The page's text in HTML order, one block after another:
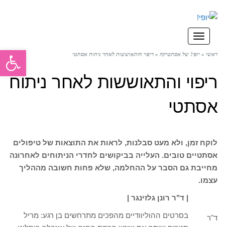
תפריט
ראשי » יופי! של אסתטיקה » ריפוי והתאוששות לאחר ניתוח אסתטי
ריפוי והתאוששות לאחר ניתוח
אסתטי
לוקח זמן, ולא מעט סבלנות, לראות את התוצאות של טיפולים
אסתטיים טובים. העלייה בביקושים לחדרי הניתוחים לאחרונה
מחייבת גם הסבר על ההחלמה, שלא פחות חשובה מההליך
עצמו.
ד"ר
| ד"ר רונן גלזינגר |
בסרטים ההוליוודיים מהפכים מתרחשים בן רגע: מריל
פתח